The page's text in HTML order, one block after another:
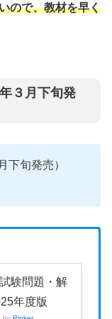
ので、教材を早く
３月下旬発
下旬発売）
験問題・解
年度版